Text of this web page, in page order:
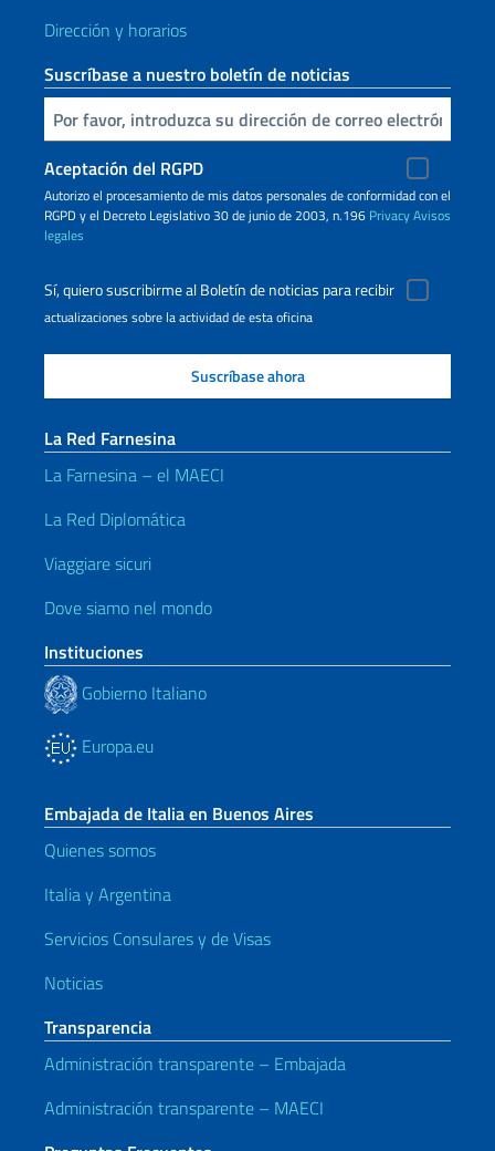
Dirección y horarios
Suscríbase a nuestro boletín de noticias
Inserta tu correo electronico
Aceptación del RGPD
Autorizo ​​el procesamiento de mis datos personales de conformidad con el
RGPD y el Decreto Legislativo 30 de junio de 2003, n.196 PrivacyAvisos
legales
Sí, quiero suscribirme al Boletín de noticias para recibir
actualizaciones sobre la actividad de esta oficina
La Red Farnesina
La Farnesina – el MAECI
La Red Diplomática
Viaggiare sicuri
Dove siamo nel mondo
Instituciones
Gobierno Italiano
Europa.eu
Embajada de Italia en Buenos Aires
Quienes somos
Italia y Argentina
Servicios Consulares y de Visas
Noticias
Transparencia
Administración transparente – Embajada
Administración transparente – MAECI